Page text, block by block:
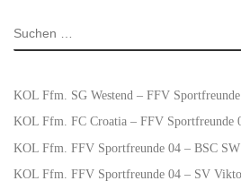
KOL Ffm. SG Westend – FFV
KOL Ffm. FC Croatia – FFV Sportfreunde
KOL Ffm. FFV Sportfreunde 04 – BSC
KOL Ffm. FFV Sportfreunde 04 – SV